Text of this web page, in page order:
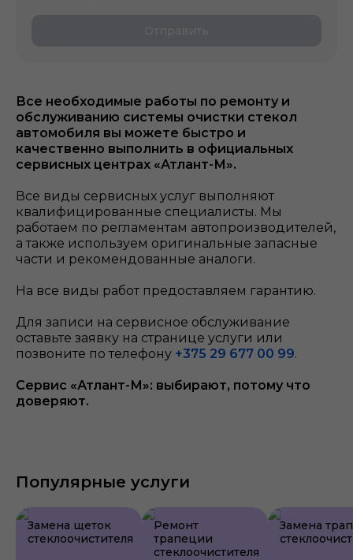
Все необходимые работы по ремонту и
обслуживанию системы очистки стекол
автомобиля вы можете быстро и
качественно выполнить в официальных
сервисных центрах «Атлант-М».
Все виды сервисных услуг выполняют
квалифицированные специалисты. Мы
работаем по регламентам автопроизводителей,
а также используем оригинальные запасные
части и рекомендованные аналоги.
На все виды работ предоставляем гарантию.
Для записи на сервисное обслуживание
оставьте заявку на странице услуги или
позвоните по телефону +375 29 677 00 99.
Сервис «Атлант-М»: выбирают, потому что
доверяют.
Популярные услуги
Замена щеток
стеклоочистителя
Ремонт
трапеции
стеклоочистителя
Замена